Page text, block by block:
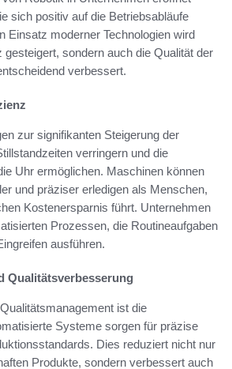
sich positiv auf die Betriebsabläufe
Einsatz moderner Technologien wird
gesteigert, sondern auch die Qualität der
verbessert.
zur signifikanten Steigerung der
verringern und die
Uhr ermöglichen. Maschinen können
und präziser erledigen als Menschen,
Kostenersparnis führt. Unternehmen
Prozessen, die Routineaufgaben
ausführen.
Qualitätsverbesserung
ist die
Systeme sorgen für präzise
Dies reduziert nicht nur
Produkte, sondern verbessert auch